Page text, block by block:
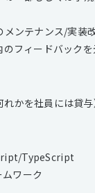
メンテナンス/実装
のフィードバック
かを社員には貸与
TypeScript
ワーク